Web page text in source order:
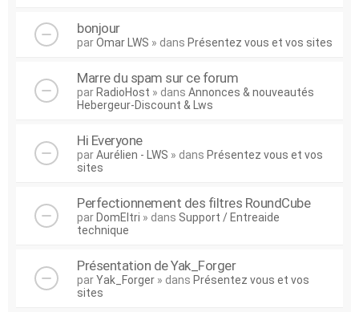
bonjour
parOmar LWS » dans Présentez vous et vos sites
Marre du spam sur ce forum
par RadioHost » dans Annonces & nouveautés
Hebergeur-Discount & Lws
Hi Everyone
parAurélien - LWS » dans Présentez vous et vos
sites
Perfectionnement des filtres RoundCube
par DomEltri » dans Support / Entreaide
technique
Présentation de Yak_Forger
parYak_Forger » dans Présentez vous et vos
sites